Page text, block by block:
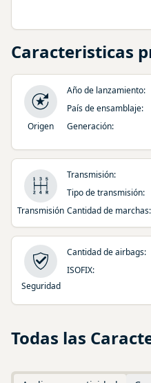
Caracteristicas
Origen
Año de lanzamiento:
País de ensamblaje:
Generación:
Transmisión
Transmisión:
Tipo de transmisión:
Cantidad de marchas:
Seguridad
Cantidad de airbags:
ISOFIX:
Todas las